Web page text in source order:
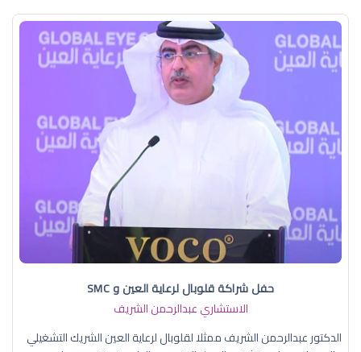
حفل شراكة قلوبال لرعاية العين و SMC
الاستشاري عبدالرحمن الشريف
الدكتور عبدالرحمن الشريف ممثلا لقلوبال لرعاية العين الشريك التشغيلي